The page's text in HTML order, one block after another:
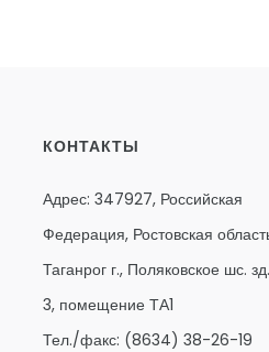
КОНТАКТЫ
Адрес: 347927, Российская
Федерация, Ростовская
Таганрог г., Поляковское шс.
3, помещение ТА1
Тел./факс: (8634) 38-26-19